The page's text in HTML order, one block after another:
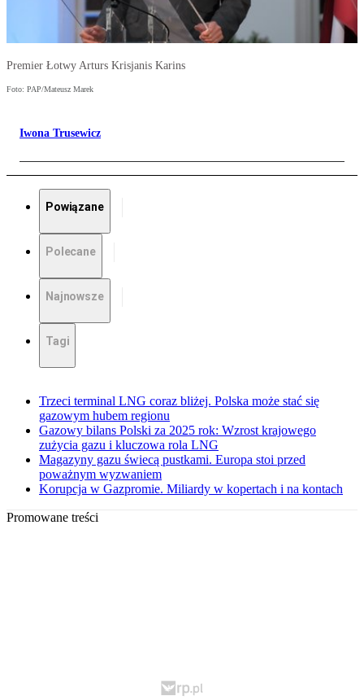
Premier Łotwy Arturs Krisjanis Karins
Foto: PAP/Mateusz Marek
Iwona Trusewicz
Powiązane
Polecane
Najnowsze
Tagi
Trzeci terminal LNG coraz bliżej. Polska może stać się
gazowym hubem regionu
Gazowy bilans Polski za 2025 rok: Wzrost krajowego
zużycia gazu i kluczowa rola LNG
Magazyny gazu świecą pustkami. Europa stoi przed
poważnym wyzwaniem
Korupcja w Gazpromie. Miliardy w kopertach i na kontach
Promowane treści